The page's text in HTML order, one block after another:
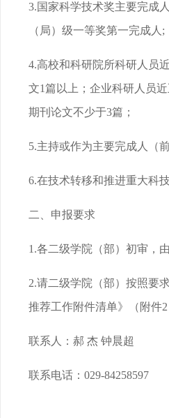
3.国家科学技术奖主要完成
（局）级一等奖第一完成人;
4.高校和科研院所科研人员
文1篇以上；企业科研人员
期刊论文不少于3篇；
5.主持或作为主要完成人（
6.在技术转移和推进重大科
二、申报要求
1.各二级学院（部）初审，
2.请二级学院（部）按照要
推荐工作附件清单》（附件
联系人：郝 杰 钟晨超
联系电话：029-84258597